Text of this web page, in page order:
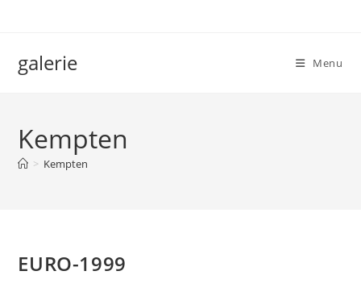
galerie Menu
Kempten
> Kempten
EURO-1999